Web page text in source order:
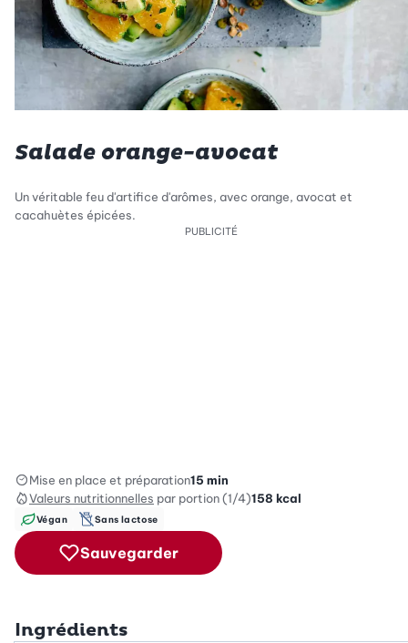
Salade orange-avocat
Un véritable feu d'artifice d'arômes, avec orange, avocat et
cacahuètes épicées.
PUBLICITÉ
Mise en place et préparation15 min
Valeurs nutritionnelles par portion (1/4)158 kcal
Végan Sans lactose
Sauvegarder
Ingrédients